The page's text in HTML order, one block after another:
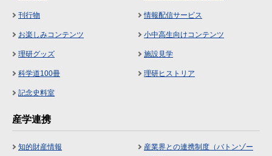
刊行物 情報配信サービス
お楽しみコンテンツ 小中高生向けコンテンツ
理研グッズ 施設見学
科学道100冊 理研ヒストリア
記念史料室
産学連携
知的財産情報
産業界との連携制度（バトンゾー